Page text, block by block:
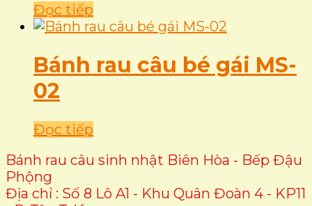
Đọc tiếp
Bánh rau câu bé gái MS-
02
Đọc tiếp
Bánh rau câu sinh nhật Biên Hòa - Bếp Đậu
Phộng
Địa chỉ : Số 8 Lô A1 - Khu Quân Đoàn 4 - KP11